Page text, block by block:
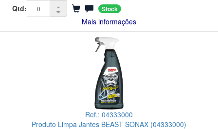
Qtd:
Stock
Mais informações
Ref.: 04333000
Produto Limpa Jantes BEAST SONAX (04333000)